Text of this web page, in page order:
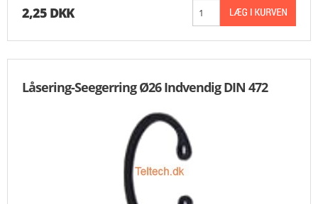
2,25 DKK
Låsering-Seegerring Ø26 Indvendig DIN 472